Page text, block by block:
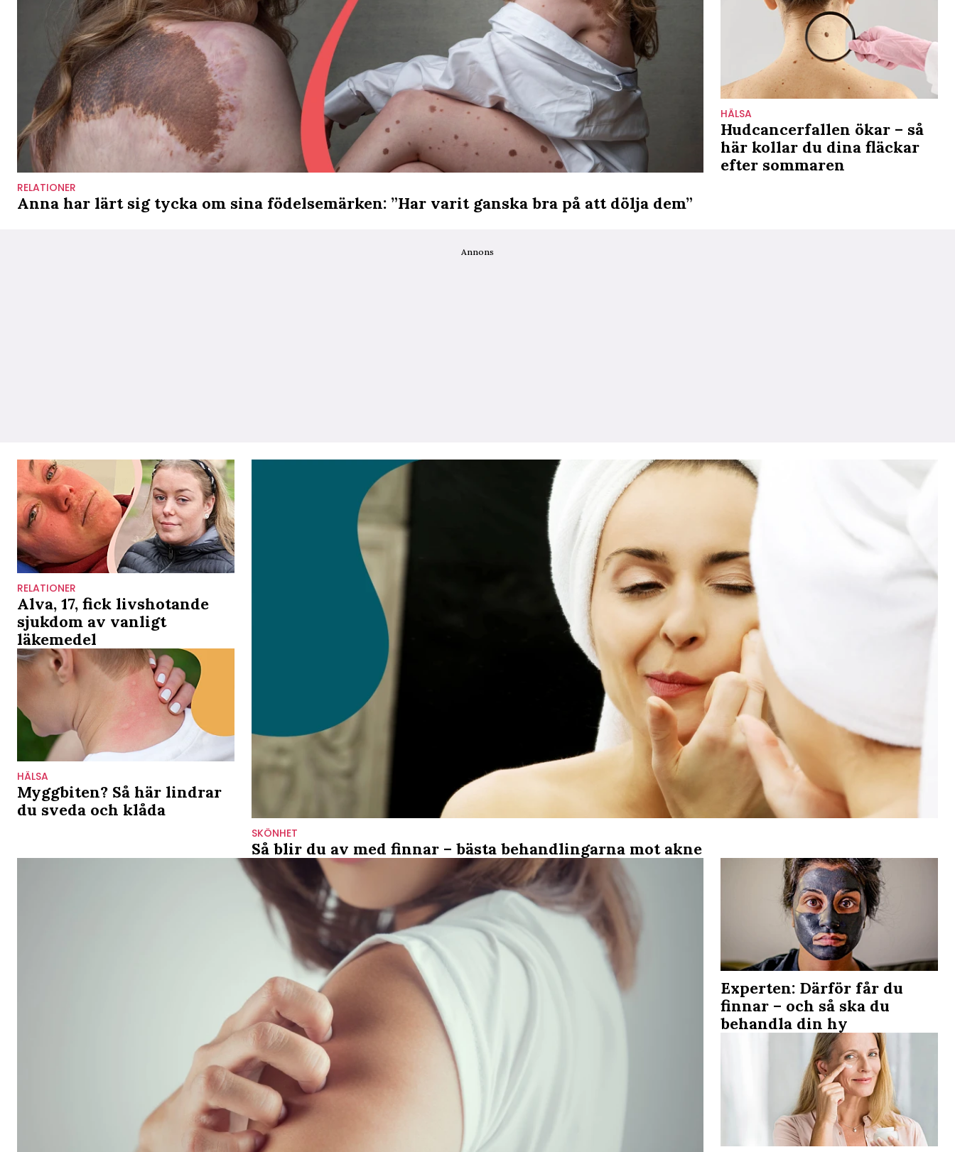
RELATIONER
Anna har lärt sig tycka om sina födelsemärken: ”Har varit ganska bra på att dölja dem”
HÄLSA
Hudcancerfallen ökar – så
här kollar du dina fläckar
efter sommaren
Annons
RELATIONER
Alva, 17, fick livshotande
sjukdom av vanligt
läkemedel
HÄLSA
Myggbiten? Så här lindrar
du sveda och klåda
SKÖNHET
Så blir du av med finnar – bästa behandlingarna mot akne
Experten: Därför får du
finnar – och så ska du
behandla din hy